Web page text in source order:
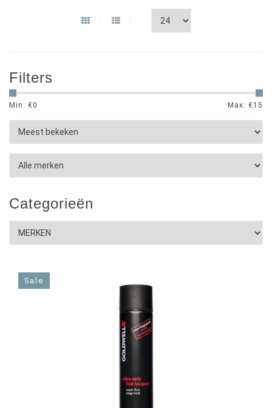
Filters
Min: €0 Max: €15
Categorieën
Sale